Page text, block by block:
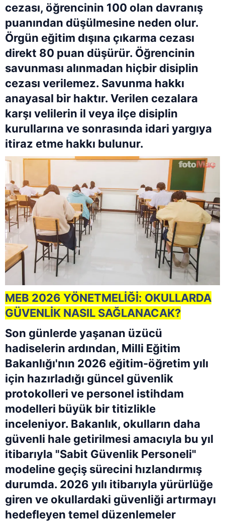
cezası, öğrencinin 100 olan davranış
puanından düşülmesine neden olur.
Örgün eğitim dışına çıkarma cezası
direkt 80 puan düşürür. Öğrencinin
savunması alınmadan hiçbir disiplin
cezası verilemez. Savunma hakkı
anayasal bir haktır. Verilen cezalara
karşı velilerin il veya ilçe disiplin
kurullarına ve sonrasında idari yargıya
itiraz etme hakkı bulunur.
MEB 2026 YÖNETMELİĞİ: OKULLARDA
GÜVENLİK NASIL SAĞLANACAK?
Son günlerde yaşanan üzücü
hadiselerin ardından, Milli Eğitim
Bakanlığı'nın 2026 eğitim-öğretim yılı
için hazırladığı güncel güvenlik
protokolleri ve personel istihdam
modelleri büyük bir titizlikle
inceleniyor. Bakanlık, okulların daha
güvenli hale getirilmesi amacıyla bu yıl
itibarıyla "Sabit Güvenlik Personeli"
modeline geçiş sürecini hızlandırmış
durumda. 2026 yılı itibarıyla yürürlüğe
giren ve okullardaki güvenliği artırmayı
hedefleyen temel düzenlemeler